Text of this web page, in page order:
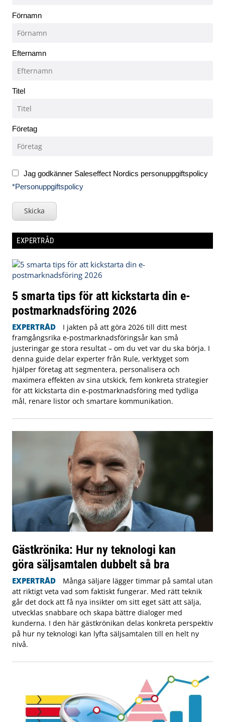
Förnamn
Efternamn
Titel
Företag
Jag godkänner Saleseffect Nordics personuppgiftspolicy
*Personuppgiftspolicy
Skicka
EXPERTRÅD
5 smarta tips för att kickstarta din e-
postmarknadsföring 2026
EXPERTRÅD
I jakten på att göra 2026 till ditt mest
framgångsrika e-postmarknadsföringsår kan små
justeringar ge stora resultat – om du vet var du ska börja. I
denna guide delar experter från Rule, verktyget som
hjälper företag att segmentera, personalisera och
maximera effekten av sina utskick, fem konkreta strategier
för att kickstarta din e-postmarknadsföring med tydliga
mål, renare listor och smartare kommunikation.
Gästkrönika: Hur ny teknologi kan
göra säljsamtalen dubbelt så bra
EXPERTRÅD
Många säljare lägger timmar på samtal utan
att riktigt veta vad som faktiskt fungerar. Med rätt teknik
går det dock att få nya insikter om sitt eget sätt att sälja,
utvecklas snabbare och skapa bättre dialoger med
kunderna. I den här gästkrönikan delas konkreta perspektiv
på hur ny teknologi kan lyfta säljsamtalen till en helt ny
nivå.